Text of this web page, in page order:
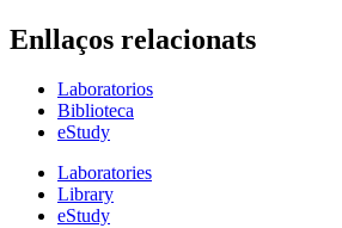
Enllaços relacionats
Laboratorios
Biblioteca
eStudy
Laboratories
Library
eStudy